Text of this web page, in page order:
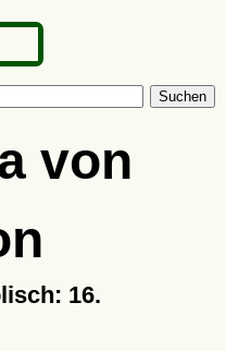
Suchen
von
16.